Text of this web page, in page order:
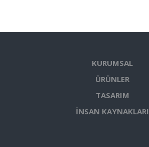
KURUMSAL
ÜRÜNLER
TASARIM
İNSAN KAYNAKLARI